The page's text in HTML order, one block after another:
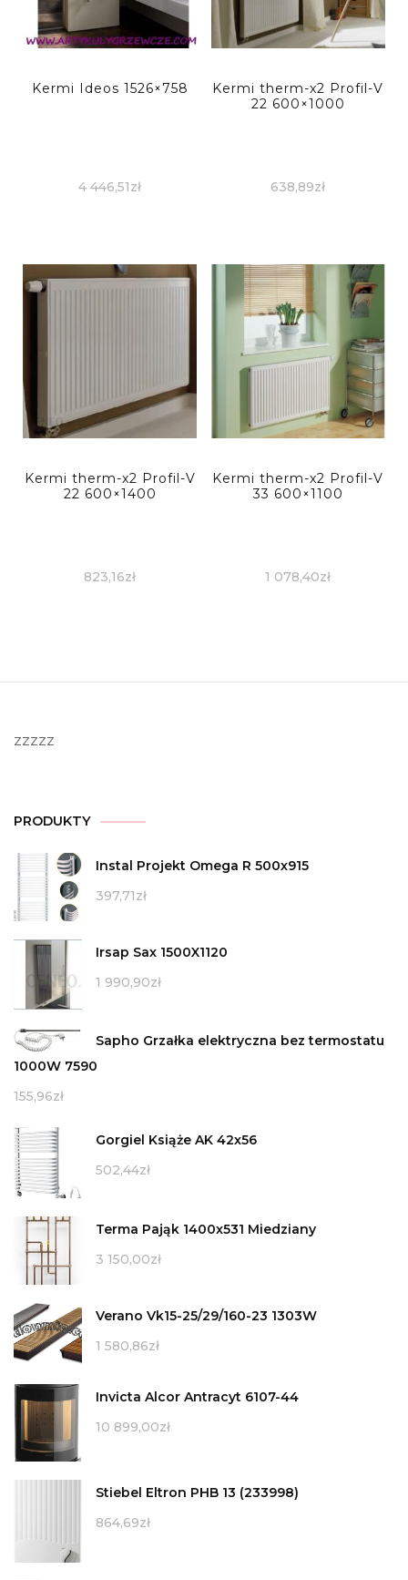
Kermi Ideos 1526×758
4 446,51zł
Kermi therm-x2 Profil-V
22 600×1000
638,89zł
Kermi therm-x2 Profil-V
22 600×1400
823,16zł
Kermi therm-x2 Profil-V
33 600×1100
1 078,40zł
zzzzz
PRODUKTY
Instal Projekt Omega R 500x915
397,71zł
Irsap Sax 1500X1120
1 990,90zł
Sapho Grzałka elektryczna bez termostatu
1000W 7590
155,96zł
Gorgiel Książe AK 42x56
502,44zł
Terma Pająk 1400x531 Miedziany
3 150,00zł
Verano Vk15-25/29/160-23 1303W
1 580,86zł
Invicta Alcor Antracyt 6107-44
10 899,00zł
Stiebel Eltron PHB 13 (233998)
864,69zł